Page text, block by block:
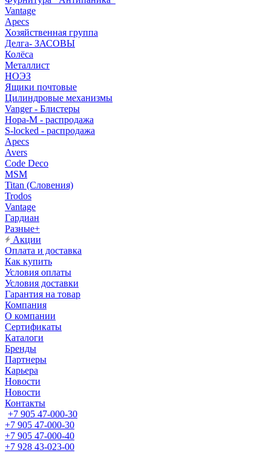
Vantage
Apecs
Хозяйственная группа
Делга- ЗАСОВЫ
Колёса
Металлист
НОЭЗ
Ящики почтовые
Цилиндровые механизмы
Vanger - Блистеры
Нора-М - распродажа
S-locked - распродажа
Apecs
Avers
Code Deco
MSM
Titan (Словения)
Trodos
Vantage
Гардиан
Разные+
Акции
Оплата и доставка
Как купить
Условия оплаты
Условия доставки
Гарантия на товар
Компания
О компании
Сертификаты
Каталоги
Бренды
Партнеры
Карьера
Новости
Новости
Контакты
+7 905 47-000-30
+7 905 47-000-30
+7 905 47-000-40
+7 928 43-023-00